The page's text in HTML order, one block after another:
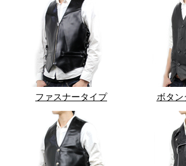
ファスナータイプ ボタ